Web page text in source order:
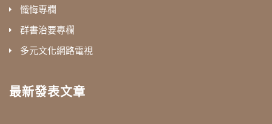
懺悔專欄
群書治要專欄
多元文化網路電視
最新發表文章